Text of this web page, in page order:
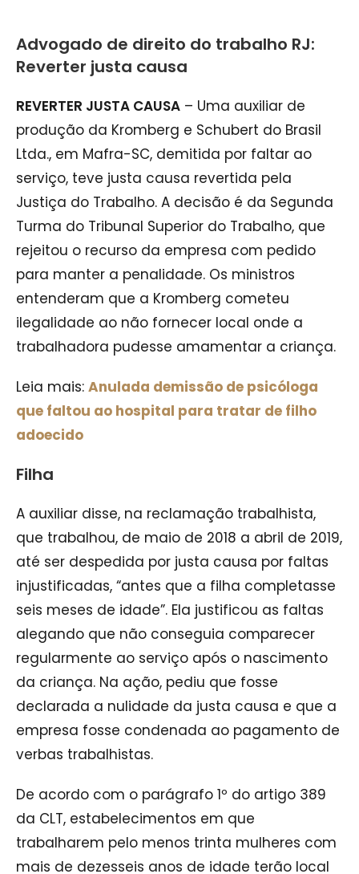
Advogado de direito do trabalho RJ:
Reverter justa causa
REVERTER JUSTA CAUSA – Uma auxiliar de
produção da Kromberg e Schubert do Brasil
Ltda., em Mafra-SC, demitida por faltar ao
serviço, teve justa causa revertida pela
Justiça do Trabalho. A decisão é da Segunda
Turma do Tribunal Superior do Trabalho, que
rejeitou o recurso da empresa com pedido
para manter a penalidade. Os ministros
entenderam que a Kromberg cometeu
ilegalidade ao não fornecer local onde a
trabalhadora pudesse amamentar a criança.
Leia mais: Anulada demissão de psicóloga
que faltou ao hospital para tratar de filho
adoecido
Filha
A auxiliar disse, na reclamação trabalhista,
que trabalhou, de maio de 2018 a abril de 2019,
até ser despedida por justa causa por faltas
injustificadas, “antes que a filha completasse
seis meses de idade”. Ela justificou as faltas
alegando que não conseguia comparecer
regularmente ao serviço após o nascimento
da criança. Na ação, pediu que fosse
declarada a nulidade da justa causa e que a
empresa fosse condenada ao pagamento de
verbas trabalhistas.
De acordo com o parágrafo 1º do artigo 389
da CLT, estabelecimentos em que
trabalharem pelo menos trinta mulheres com
mais de dezesseis anos de idade terão local